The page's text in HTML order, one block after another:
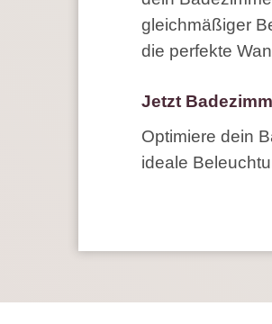
gleichmäßiger
die perfekte
Jetzt
Optimiere dein
ideale